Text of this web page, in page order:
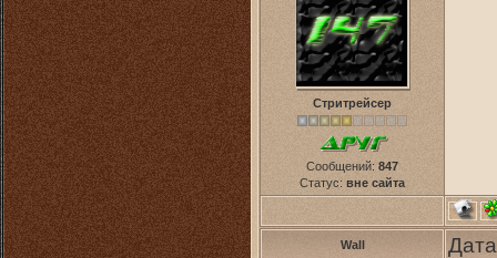
Стритрейсер
Сообщений: 847
Статус: вне сайта
Wall